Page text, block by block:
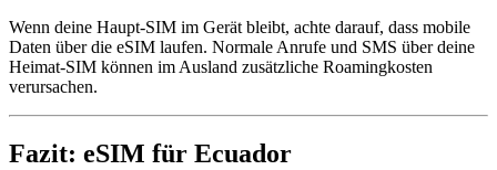
Wenn deine Haupt-SIM im Gerät bleibt, achte darauf, dass mobile
Daten über die eSIM laufen. Normale Anrufe und SMS über deine
Heimat-SIM können im Ausland zusätzliche Roamingkosten
verursachen.
Fazit: eSIM für Ecuador